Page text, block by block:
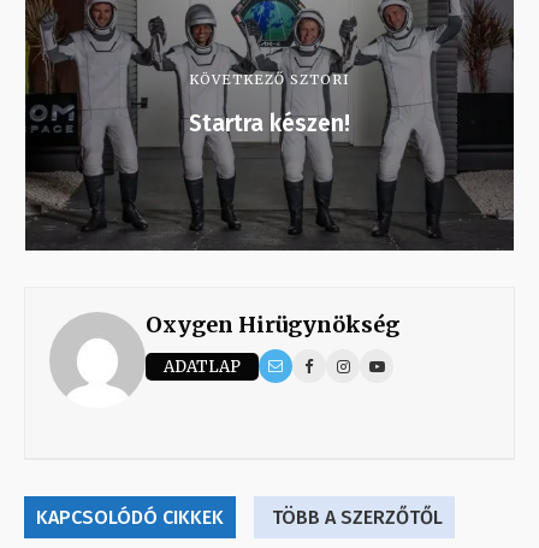
KÖVETKEZŐ SZTORI
Startra készen!
Oxygen Hirügynökség
ADATLAP
KAPCSOLÓDÓ CIKKEK TÖBB A SZERZŐTŐL